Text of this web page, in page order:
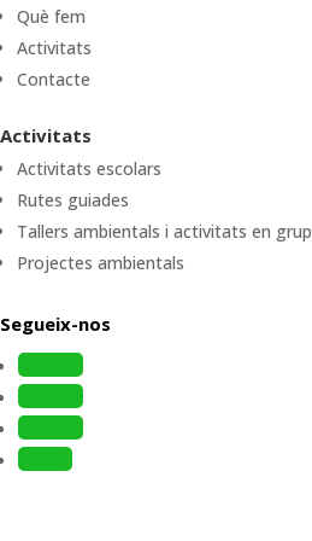
Què fem
Activitats
Contacte
Activitats
Activitats escolars
Rutes guiades
Tallers ambientals i activitats en grup
Projectes ambientals
Segueix-nos
Follow
Follow
Follow
Follow